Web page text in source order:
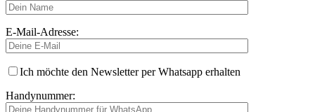
E-Mail-Adresse:
Ich möchte den Newsletter per Whatsapp erhalten
Handynummer: